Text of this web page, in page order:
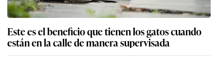
Este es el beneficio que tienen los gatos cuando
están en la calle de manera supervisada